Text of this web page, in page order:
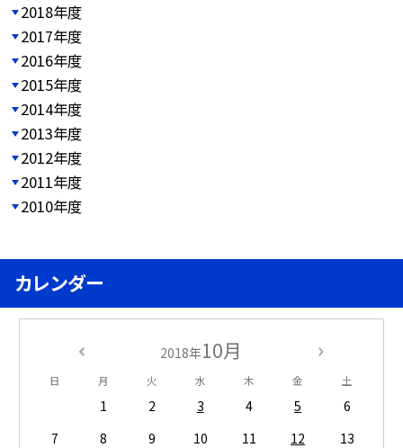
2018年度
2017年度
2016年度
2015年度
2014年度
2013年度
2012年度
2011年度
2010年度
カレンダー
2018年10月
日 月 火 水 木 金 土
1 2 3 4 5
6
7
8 9 10 11 12
13